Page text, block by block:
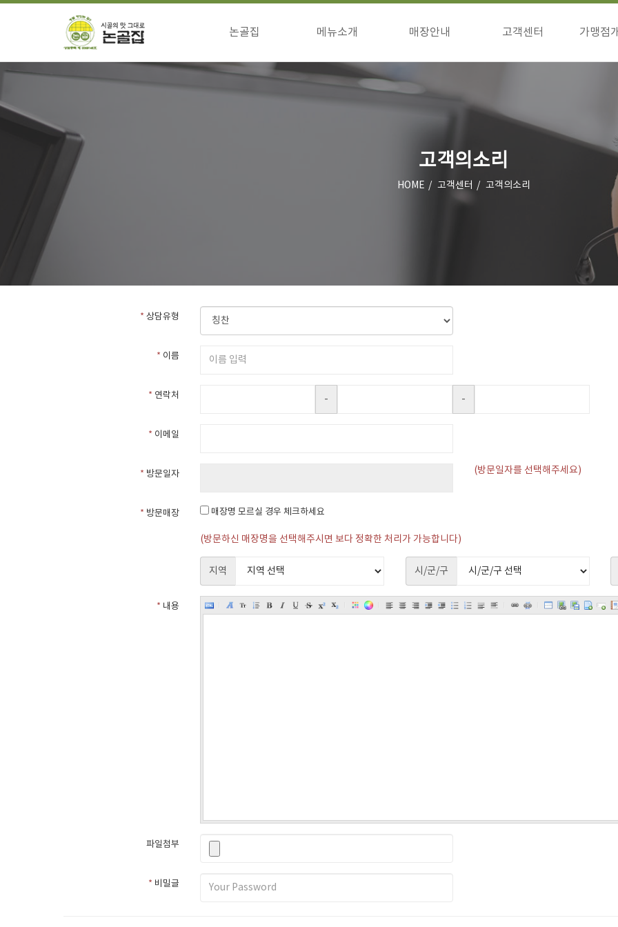
논골집 메뉴소개 매장안내 고객센터
고객의소리
가맹점
고객의소리
HOME 고객센터 고객의소리
* 상담유형
* 이름
* 연락처 - -
* 이메일
* 방문일자 (방문일자를 선택해주세요)
* 방문매장 매장명 모르실 경우 체크하세요
(방문하신 매장명을 선택해주시면 보다 정확한 처리가 가능합니다)
지역 시/군/구
* 내용
파일첨부
* 비밀글